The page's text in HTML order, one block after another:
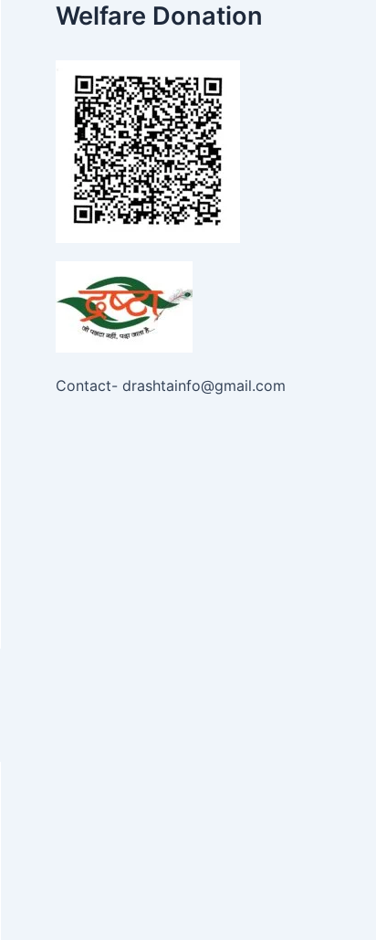
Welfare Donation
Contact- drashtainfo@gmail.com